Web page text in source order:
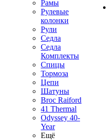
Рамы
Рулевые
колонки
Рули
Седла
Седла
Комплекты
Спицы
Тормоза
Цепи
Шатуны
Broc Raiford
41 Thermal
Odyssey 40-
Year
Ещё